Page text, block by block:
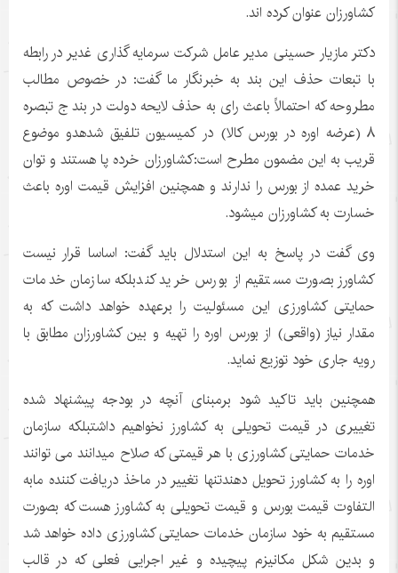
کشاورزان عنوان کرده اند.
دكتر مازيار حسينى مدير عامل شركت سرمايه گذارى غدير در رابطه
با تبعات حذف اين بند به خبرنگار ما گفت: در خصوص مطالب
مطروحه که احتمالاً باعث رای به حذف لایحه دولت در بند ج تبصره
۸ (عرضه اوره در بورس کالا) در کمیسیون تلفیق شدهدو موضوع
قریب به این مضمون مطرح است:کشاورزان خرده پا هستند و توان
خرید عمده از بورس را ندارند و همچنين افزایش قیمت اوره باعث
خسارت به کشاورزان میشود.
وى گفت در پاسخ به اين استدلال بايد گفت: اساسا قرار نیست
کشاورز بصورت مستقيم از بورس خرید کندبلکه سازمان خدمات
حمایتی کشاورزی این مسئوليت را برعهده خواهد داشت که به
مقدار نیاز (واقعی) از بورس اوره را تهیه و بین کشاورزان مطابق با
رویه جاری خود توزیع نماید.
همچنين بايد تاكيد شود برمبناى آنچه در بودجه پيشنهاد شده
تغییری در قیمت تحویلی به کشاورز نخواهیم داشتبلكه سازمان
خدمات حمايتى كشاورزى با هر قیمتی که صلاح میدانند می توانند
اوره را به کشاورز تحویل دهندتنها تغییر در ماخذ دریافت کننده مابه
التفاوت قیمت بورس و قیمت تحویلی به کشاورز هست که بصورت
مستقیم به خود سازمان خدمات حمایتی کشاورزی داده خواهد شد
و بدین شکل مکانیزم پیچیده و غیر اجرایی فعلی که در قالب